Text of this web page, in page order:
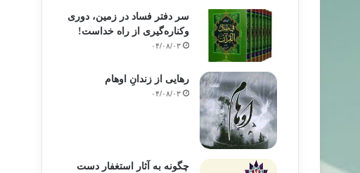
سر دفتر فساد در زمین‌، دوری
وکناره‌گیری از راه خداست‌!
۰۴/۰۸/۰۳
رهایی از زندانِ اوهام
۰۴/۰۸/۰۳
چگونه به آثار استغفار دست